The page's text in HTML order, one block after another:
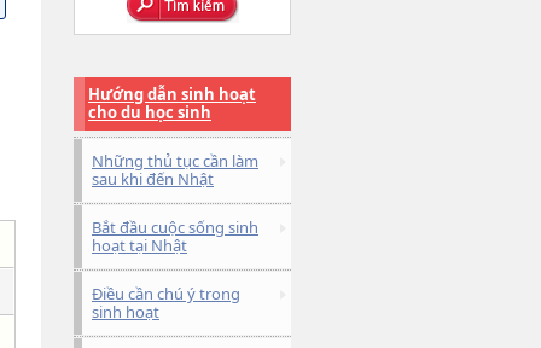
Hướng dẫn sinh hoạt
cho du học sinh
Những thủ tục cần làm
sau khi đến Nhật
Bắt đầu cuộc sống sinh
hoạt tại Nhật
Điều cần chú ý trong
sinh hoạt